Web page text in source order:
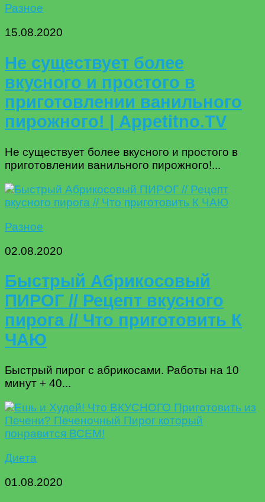
Разное
15.08.2020
Не существует более
вкусного и простого в
приготовлении ванильного
пирожного! | Appetitno.TV
Не существует более вкусного и простого в
приготовлении ванильного пирожного!...
Разное
02.08.2020
Быстрый Абрикосовый
ПИРОГ // Рецепт вкусного
пирога // Что приготовить К
ЧАЮ
Быстрый пирог с абрикосами. Работы на 10
минут + 40...
Диета
01.08.2020